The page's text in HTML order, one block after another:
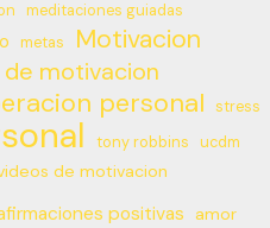
meditaciones guiadas
metas Motivacion
motivacion
personal stress
tony robbins
ucdm
de motivacion
positivas
amor